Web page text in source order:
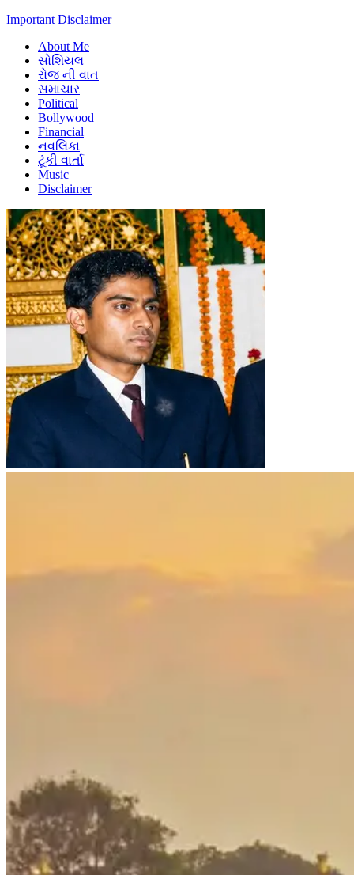
Important Disclaimer
About Me
સોશિયલ
રોજ ની વાત
સમાચાર
Political
Bollywood
Financial
નવલિકા
ટૂંકી વાર્તા
Music
Disclaimer